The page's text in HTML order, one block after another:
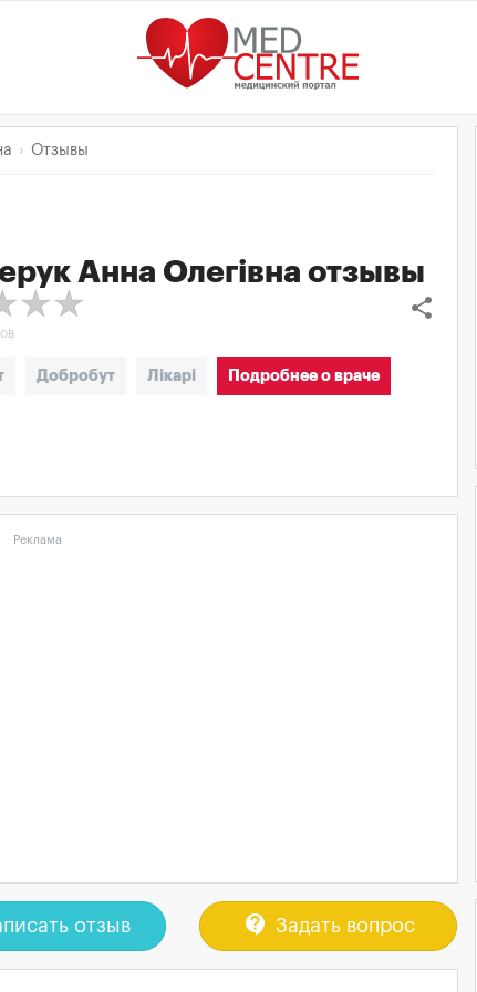
Отзывы
Анна Олегівна отзывы
share
Добробут Лікарі Подробнее о враче
Реклама
отзыв contact_support Задать вопрос